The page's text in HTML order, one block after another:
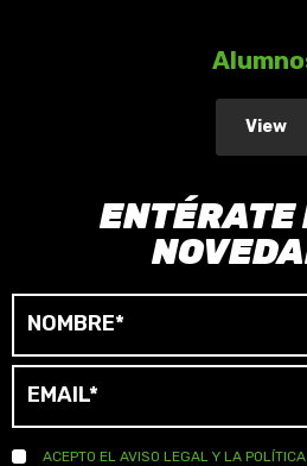
View
ENTÉRATE
ACEPTO EL AVISO LEGAL Y LA